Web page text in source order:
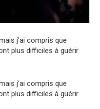
j’ai compris que
plus difficiles à guérir
j’ai compris que
plus difficiles à guérir